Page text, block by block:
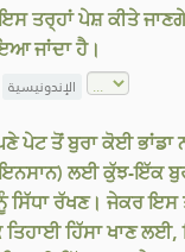
ਤਰ੍ਹਾਂ ਪੇਸ਼ ਕੀਤੇ
ਜਾਂਦਾ ਹੈ।
الإندونيسية
ਪੇਟ ਤੋਂ ਬੁਰਾ ਕੋਈ ਭਾਂਡਾ
ਲਈ ਕੁੱਝ-ਇੱਕ
ਸਿੱਧਾ ਰੱਖਣ। ਜੇਕਰ ਇਸ
ਹਿੱਸਾ ਖਾਣ